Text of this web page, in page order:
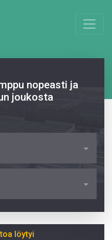
nopeasti ja
joukosta
löytyi